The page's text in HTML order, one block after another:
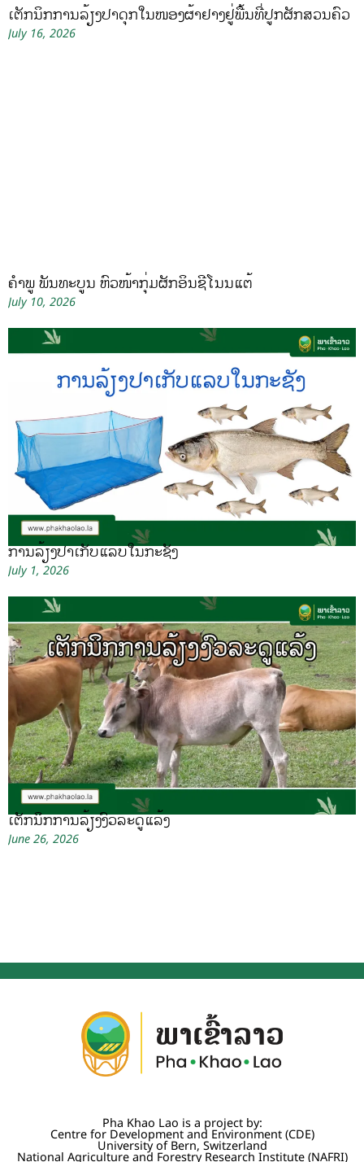
ເຕັກນິກການລ້ຽງປາດຸກໃນໜອງຜ້າຢາງຢູ່ພື້ນທີ່ປູກຜັກສວນຄົວ
July 16, 2026
ຄໍາພູ ພັນທະບູນ ຫົວໜ້າກຸ່ມຜັກອິນຊີໂນນແຕ້
July 10, 2026
ການລ້ຽງປາເກັບແລບໃນກະຊັງ
July 1, 2026
ເຕັກນິກການລ້ຽງງົວລະດູແລ້ງ
June 26, 2026
Pha Khao Lao is a project by:
Centre for Development and Environment (CDE)
University of Bern, Switzerland
National Agriculture and Forestry Research Institute (NAFRI)